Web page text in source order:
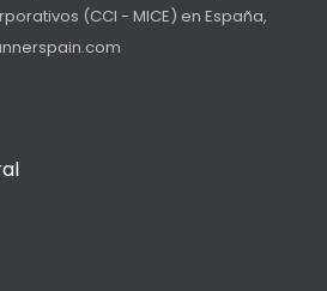
(CCI - MICE) en España,